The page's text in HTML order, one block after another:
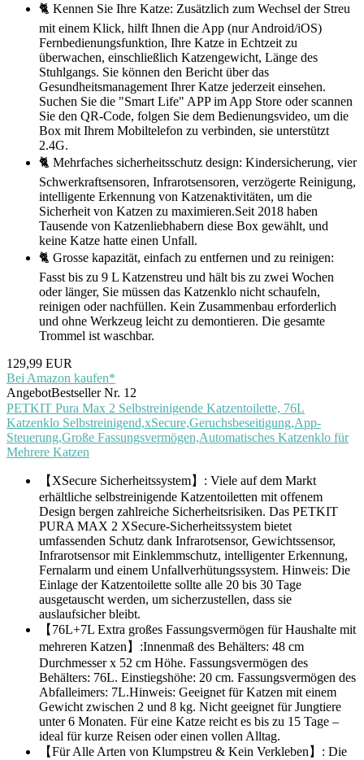
🐈 Kennen Sie Ihre Katze: Zusätzlich zum Wechsel der Streu
mit einem Klick, hilft Ihnen die App (nur Android/iOS)
Fernbedienungsfunktion, Ihre Katze in Echtzeit zu
überwachen, einschließlich Katzengewicht, Länge des
Stuhlgangs. Sie können den Bericht über das
Gesundheitsmanagement Ihrer Katze jederzeit einsehen.
Suchen Sie die "Smart Life" APP im App Store oder scannen
Sie den QR-Code, folgen Sie dem Bedienungsvideo, um die
Box mit Ihrem Mobiltelefon zu verbinden, sie unterstützt
2.4G.
🐈 Mehrfaches sicherheitsschutz design: Kindersicherung, vier
Schwerkraftsensoren, Infrarotsensoren, verzögerte Reinigung,
intelligente Erkennung von Katzenaktivitäten, um die
Sicherheit von Katzen zu maximieren.Seit 2018 haben
Tausende von Katzenliebhabern diese Box gewählt, und
keine Katze hatte einen Unfall.
🐈 Grosse kapazität, einfach zu entfernen und zu reinigen:
Fasst bis zu 9 L Katzenstreu und hält bis zu zwei Wochen
oder länger, Sie müssen das Katzenklo nicht schaufeln,
reinigen oder nachfüllen. Kein Zusammenbau erforderlich
und ohne Werkzeug leicht zu demontieren. Die gesamte
Trommel ist waschbar.
129,99 EUR
Bei Amazon kaufen*
AngebotBestseller Nr. 12
PETKIT Pura Max 2 Selbstreinigende Katzentoilette, 76L
Katzenklo Selbstreinigend,xSecure,Geruchsbeseitigung,App-
Steuerung,Große Fassungsvermögen,Automatisches Katzenklo für
Mehrere Katzen
【XSecure Sicherheitssystem】: Viele auf dem Markt
erhältliche selbstreinigende Katzentoiletten mit offenem
Design bergen zahlreiche Sicherheitsrisiken. Das PETKIT
PURA MAX 2 XSecure-Sicherheitssystem bietet
umfassenden Schutz dank Infrarotsensor, Gewichtssensor,
Infrarotsensor mit Einklemmschutz, intelligenter Erkennung,
Fernalarm und einem Unfallverhütungssystem. Hinweis: Die
Einlage der Katzentoilette sollte alle 20 bis 30 Tage
ausgetauscht werden, um sicherzustellen, dass sie
auslaufsicher bleibt.
【76L+7L Extra großes Fassungsvermögen für Haushalte mit
mehreren Katzen】:Innenmaß des Behälters: 48 cm
Durchmesser x 52 cm Höhe. Fassungsvermögen des
Behälters: 76L. Einstiegshöhe: 20 cm. Fassungsvermögen des
Abfalleimers: 7L.Hinweis: Geeignet für Katzen mit einem
Gewicht zwischen 2 und 8 kg. Nicht geeignet für Jungtiere
unter 6 Monaten. Für eine Katze reicht es bis zu 15 Tage –
ideal für kurze Reisen oder einen vollen Alltag.
【Für Alle Arten von Klumpstreu & Kein Verkleben】: Die